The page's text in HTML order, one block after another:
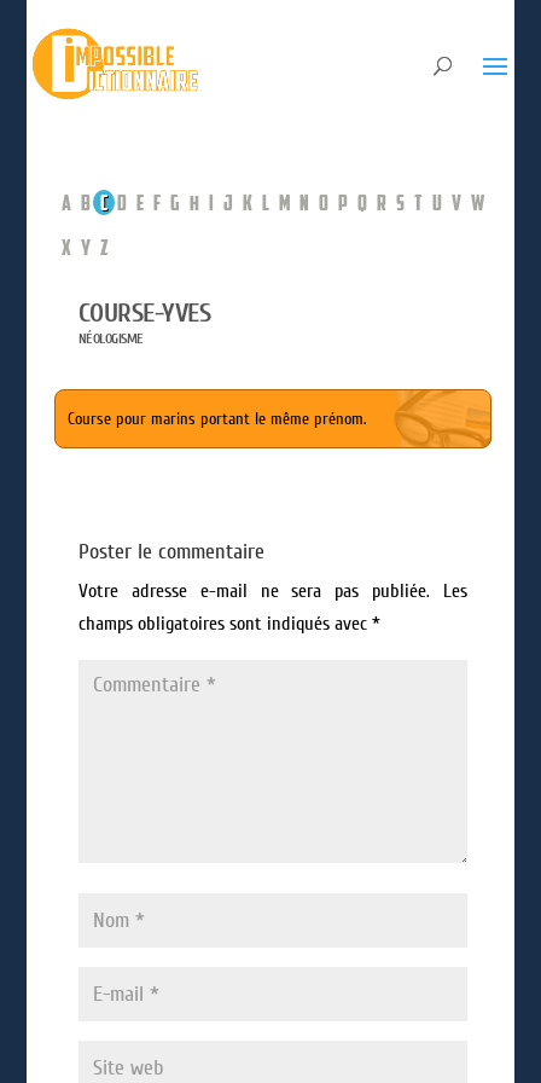
A B C D E F G H I J K L M N O P Q R S T U V W
X Y Z
COURSE-YVES
NÉOLOGISME
Course pour marins portant le même prénom.
Poster le commentaire
Votre adresse e-mail ne sera pas publiée.
Les
champs obligatoires sont indiqués avec *